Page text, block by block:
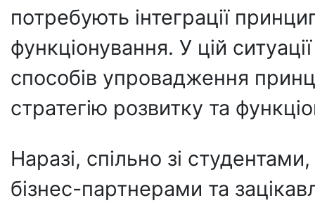
потребують інтеграції
функціонування. У цій
способів упровадження
стратегію розвитку та
Наразі, спільно зі
бізнес-партнерами та